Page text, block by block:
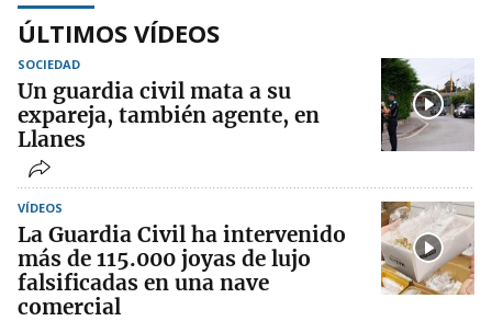
ÚLTIMOS VÍDEOS
SOCIEDAD
Un guardia civil mata a su
expareja, también agente, en
Llanes
VÍDEOS
La Guardia Civil ha intervenido
más de 115.000 joyas de lujo
falsificadas en una nave
comercial